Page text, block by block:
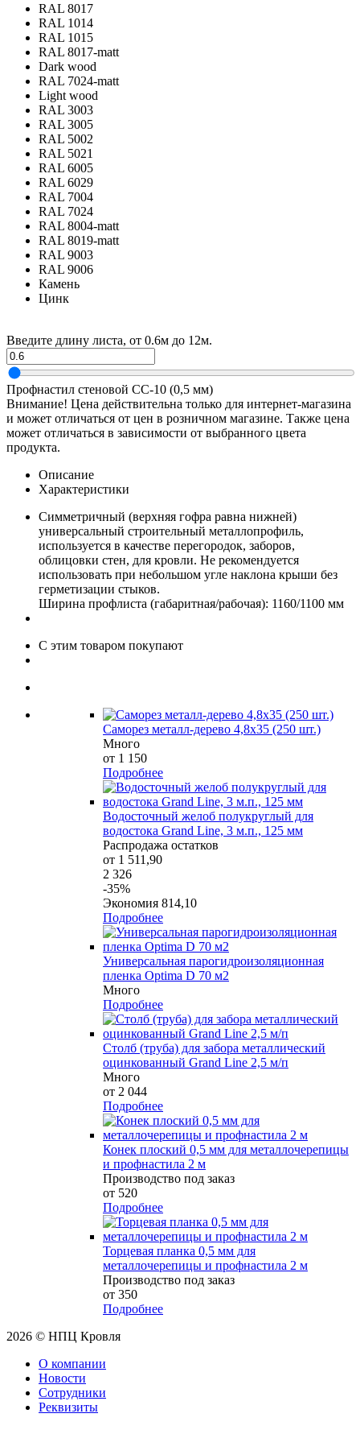
RAL 8017
RAL 1014
RAL 1015
RAL 8017-matt
Dark wood
RAL 7024-matt
Light wood
RAL 3003
RAL 3005
RAL 5002
RAL 5021
RAL 6005
RAL 6029
RAL 7004
RAL 7024
RAL 8004-matt
RAL 8019-matt
RAL 9003
RAL 9006
Камень
Цинк
Введите длину листа, от 0.6м до 12м.
Профнастил стеновой СС-10 (0,5 мм)
Внимание! Цена действительна только для интернет-магазина
и может отличаться от цен в розничном магазине. Также цена
может отличаться в зависимости от выбранного цвета
продукта.
Описание
Характеристики
Симметричный (верхняя гофра равна нижней)
универсальный строительный металлопрофиль,
используется в качестве перегородок, заборов,
облицовки стен, для кровли. Не рекомендуется
использовать при небольшом угле наклона крыши без
герметизации стыков.
Ширина профлиста (габаритная/рабочая): 1160/1100 мм
С этим товаром покупают
Саморез металл-дерево 4,8х35 (250 шт.)
Много
от 1 150
Подробнее
Водосточный желоб полукруглый для
водостока Grand Line, 3 м.п., 125 мм
Распродажа остатков
от 1 511,90
2 326
-35%
Экономия 814,10
Подробнее
Универсальная парогидроизоляционная
пленка Optima D 70 м2
Много
Подробнее
Столб (труба) для забора металлический
оцинкованный Grand Line 2,5 м/п
Много
от 2 044
Подробнее
Конек плоский 0,5 мм для металлочерепицы
и профнастила 2 м
Производство под заказ
от 520
Подробнее
Торцевая планка 0,5 мм для
металлочерепицы и профнастила 2 м
Производство под заказ
от 350
Подробнее
2026 © НПЦ Кровля
О компании
Новости
Сотрудники
Реквизиты